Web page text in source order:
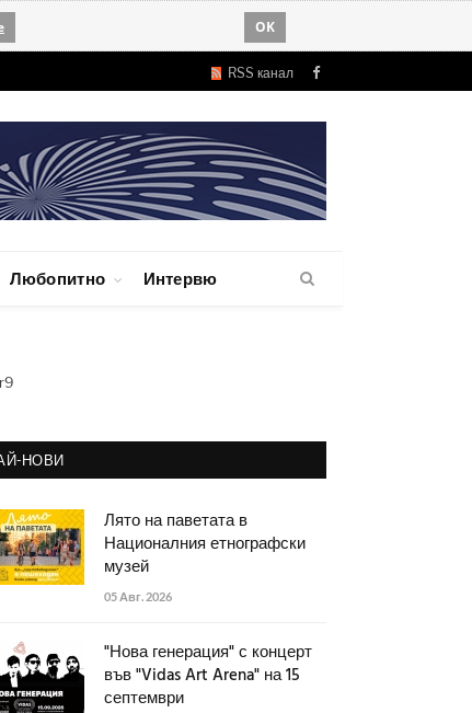
OK
RSS канал Facebook
Любопитно Интервю
НОВИ
Лято на паветата в
Националния етнографски
музей
05 Авг. 2026
"Нова генерация" с концерт
във "Vidas Art Arena" на 15
септември